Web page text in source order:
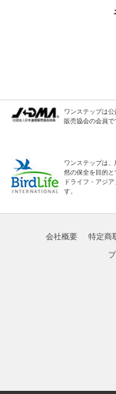
ワンステップは
販売協会の会員で
ワンステップは
然の保全を目的
ドライフ・アジ
す。
会社概要 特定商